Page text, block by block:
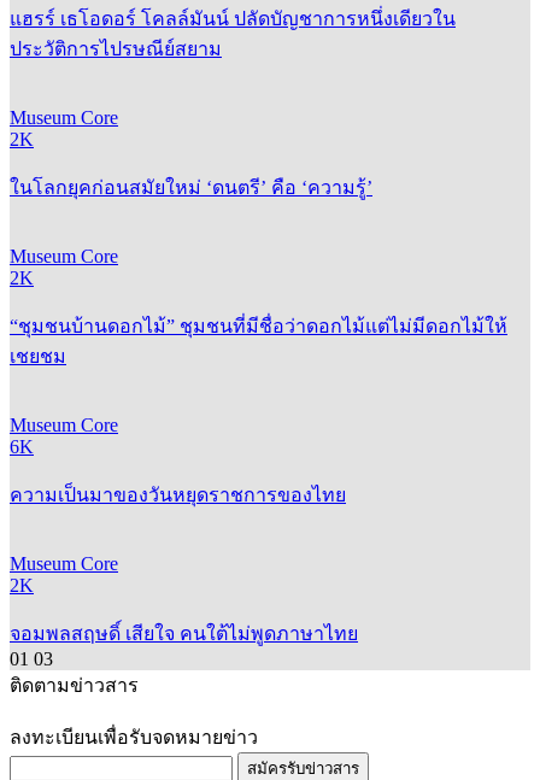
แฮรร์ เธโอดอร์ โคลล์มันน์ ปลัดบัญชาการหนึ่งเดียวใน
ประวัติการไปรษณีย์สยาม
Museum Core
2K
ในโลกยุคก่อนสมัยใหม่ ‘ดนตรี’ คือ ‘ความรู้’
Museum Core
2K
“ชุมชนบ้านดอกไม้” ชุมชนที่มีชื่อว่าดอกไม้แต่ไม่มีดอกไม้ให้
เชยชม
Museum Core
6K
ความเป็นมาของวันหยุดราชการของไทย
Museum Core
2K
จอมพลสฤษดิ์ เสียใจ คนใต้ไม่พูดภาษาไทย
01 03
ติดตามข่าวสาร
ลงทะเบียนเพื่อรับจดหมายข่าว
สมัครรับข่าวสาร